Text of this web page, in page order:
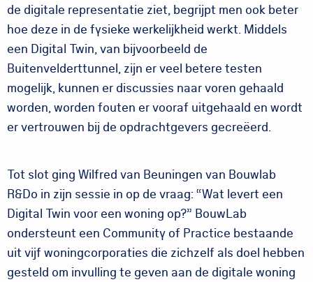
de digitale representatie ziet, begrijpt men ook beter
hoe deze in de fysieke werkelijkheid werkt. Middels
een Digital Twin, van bijvoorbeeld de
Buitenvelderttunnel, zijn er veel betere testen
mogelijk, kunnen er discussies naar voren gehaald
worden, worden fouten er vooraf uitgehaald en wordt
er vertrouwen bij de opdrachtgevers gecreëerd.
Tot slot ging Wilfred van Beuningen van Bouwlab
R&Do in zijn sessie in op de vraag: “Wat levert een
Digital Twin voor een woning op?” BouwLab
ondersteunt een Community of Practice bestaande
uit vijf woningcorporaties die zichzelf als doel hebben
gesteld om invulling te geven aan de digitale woning